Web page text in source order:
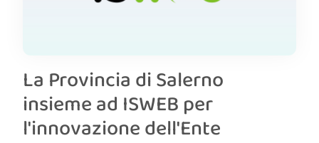
La Provincia di Salerno
insieme ad ISWEB per
l'innovazione dell'Ente